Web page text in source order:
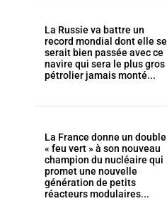
La Russie va battre un
record mondial dont elle se
serait bien passée avec ce
navire qui sera le plus gros
pétrolier jamais monté...
La France donne un double
« feu vert » à son nouveau
champion du nucléaire qui
promet une nouvelle
génération de petits
réacteurs modulaires...